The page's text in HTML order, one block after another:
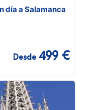
día a Salamanca
Desde 499 €